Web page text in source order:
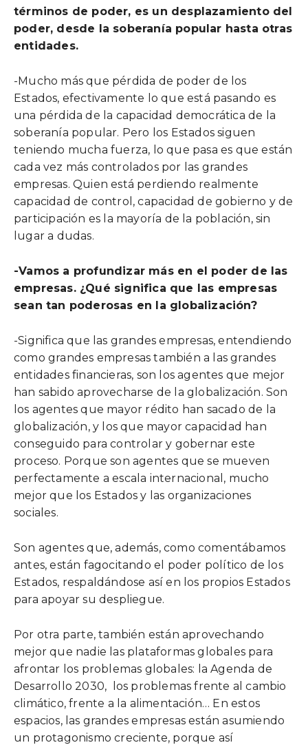
términos de poder, es un desplazamiento del
poder, desde la soberanía popular hasta otras
entidades.
-Mucho más que pérdida de poder de los
Estados, efectivamente lo que está pasando es
una pérdida de la capacidad democrática de la
soberanía popular. Pero los Estados siguen
teniendo mucha fuerza, lo que pasa es que están
cada vez más controlados por las grandes
empresas. Quien está perdiendo realmente
capacidad de control, capacidad de gobierno y de
participación es la mayoría de la población, sin
lugar a dudas.
-Vamos a profundizar más en el poder de las
empresas. ¿Qué significa que las empresas
sean tan poderosas en la globalización?
-Significa que las grandes empresas, entendiendo
como grandes empresas también a las grandes
entidades financieras, son los agentes que mejor
han sabido aprovecharse de la globalización. Son
los agentes que mayor rédito han sacado de la
globalización, y los que mayor capacidad han
conseguido para controlar y gobernar este
proceso. Porque son agentes que se mueven
perfectamente a escala internacional, mucho
mejor que los Estados y las organizaciones
sociales.
Son agentes que, además, como comentábamos
antes, están fagocitando el poder político de los
Estados, respaldándose así en los propios Estados
para apoyar su despliegue.
Por otra parte, también están aprovechando
mejor que nadie las plataformas globales para
afrontar los problemas globales: la Agenda de
Desarrollo 2030, los problemas frente al cambio
climático, frente a la alimentación… En estos
espacios, las grandes empresas están asumiendo
un protagonismo creciente, porque así